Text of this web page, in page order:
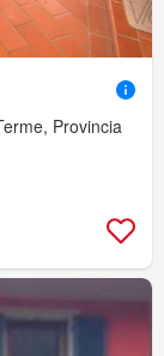
Provincia